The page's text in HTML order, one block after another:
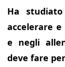
Ha
accelerare
e negli
deve fare